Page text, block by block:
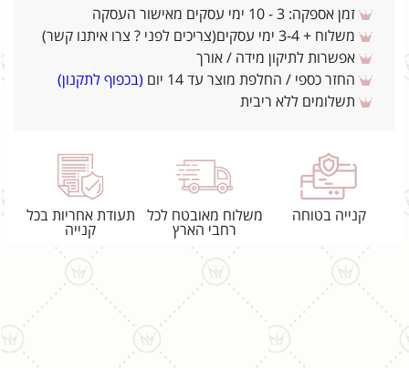
זמן אספקה: 3 - 10 ימי עסקים מאישור העסקה
משלוח + 3-4 ימי עסקים(צריכים לפני ? צרו איתנו קשר)
אפשרות לתיקון מידה / אורך
החזר כספי / החלפת מוצר עד 14 יום
(בכפוף לתקנון)
תשלומים ללא ריבית
קנייה בטוחה
משלוח מאובטח לכל
רחבי הארץ
תעודת אחריות בכל
קנייה